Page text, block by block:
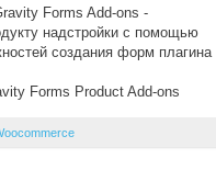
Forms Add-ons -
надстройки с помощью
создания форм плагина
Forms Product Add-ons